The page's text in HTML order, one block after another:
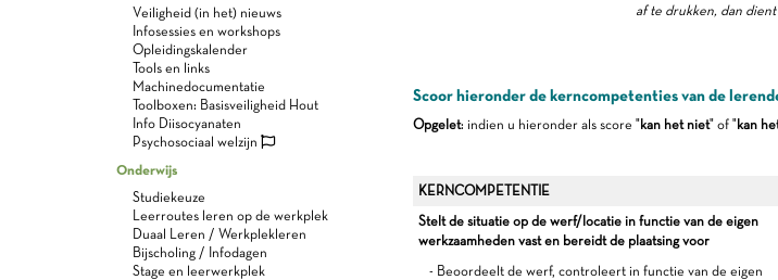
Veiligheid (in het) nieuws
Infosessies en workshops
Opleidingskalender
Tools en links
Machinedocumentatie
Toolboxen: Basisveiligheid Hout
Info Diisocyanaten
Psychosociaal welzijn
Onderwijs
Studiekeuze
Leerroutes leren op de werkplek
Duaal Leren / Werkplekleren
Bijscholing / Infodagen
Stage en leerwerkplek
af te drukken, dan
Scoor hieronder de kerncompetenties van de
Opgelet: indien u hieronder als score "kan het niet" of "kan
KERNCOMPETENTIE
Stelt de situatie op de werf/locatie in functie van de eigen
werkzaamheden vast en bereidt de plaatsing voor
- Beoordeelt de werf, controleert in functie van de eigen